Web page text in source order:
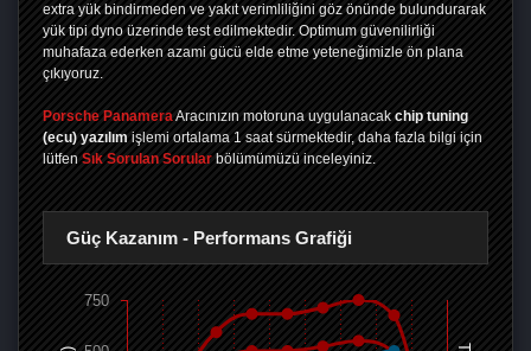
extra yük bindirmeden ve yakıt verimliliğini göz önünde bulundurarak
yük tipi dyno üzerinde test edilmektedir. Optimum güvenilirliği
muhafaza ederken azami gücü elde etme yeteneğimizle ön plana
çıkıyoruz.
Porsche PanameraAracınızın motoruna uygulanacak chip tuning
(ecu) yazılım işlemi ortalama 1 saat sürmektedir, daha fazla bilgi için
lütfen Sık Sorulan Sorular bölümümüzü inceleyiniz.
Güç Kazanım - Performans Grafiği
750